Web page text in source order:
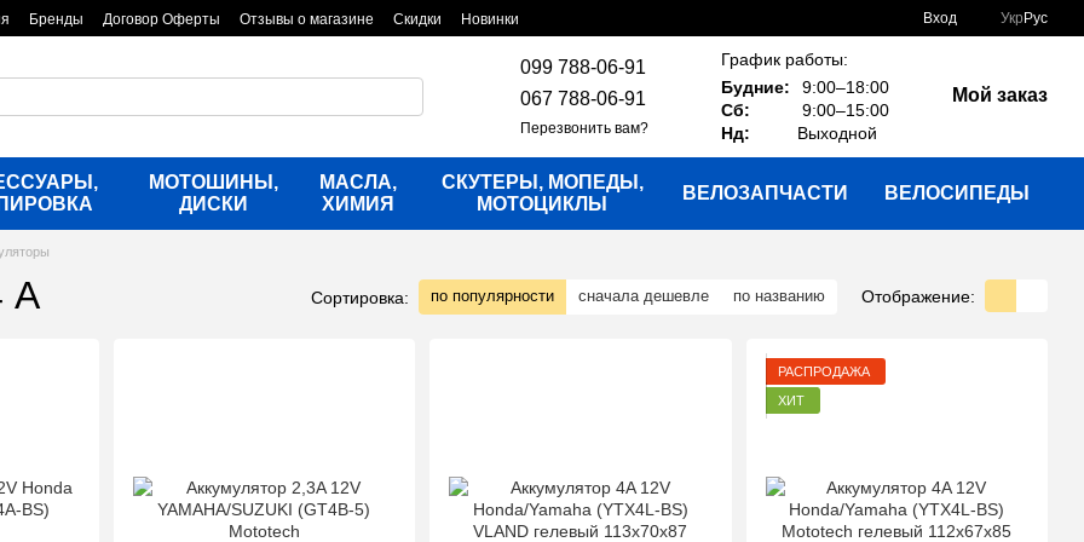
Бренды Договор Оферты Отзывы о магазине Скидки Новинки Вход Укр Рус
099 788-06-91
067 788-06-91
Перезвонить вам?
График работы:
Будние:
9:00–18:00
Сб:
9:00–15:00
Нд:
Выходной
Мой заказ
МОТОШИНЫ,
ДИСКИ
МАСЛА,
ХИМИЯ
СКУТЕРЫ, МОПЕДЫ,
МОТОЦИКЛЫ
ВЕЛОЗАПЧАСТИ ВЕЛОСИПЕДЫ
А Сортировка: по популярности сначала дешевле по названию Отображение:
РАСПРОДАЖА
ХИТ